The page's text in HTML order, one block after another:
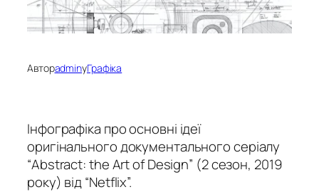
АвторadminуГрафіка
Інфографіка про основні ідеї
оригінального документального серіалу
“Abstract: the Art of Design” (2 сезон, 2019
року) від “Netflix”.